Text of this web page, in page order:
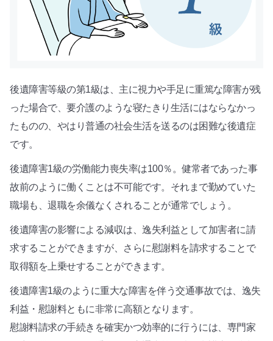
後遺障害等級の第1級は、主に視力や手足に重篤な障害が残
った場合で、要介護のような寝たきり生活にはならなかっ
たものの、やはり普通の社会生活を送るのは困難な後遺症
です。
後遺障害1級の労働能力喪失率は100％。健常者であった事
故前のように働くことは不可能です。それまで勤めていた
職場も、退職を余儀なくされることが通常でしょう。
後遺障害の影響による減収は、逸失利益として加害者に請
求することができますが、さらに慰謝料を請求することで
取得額を上乗せすることができます。
後遺障害1級のように重大な障害を伴う交通事故では、逸失
利益・慰謝料ともに非常に高額となります。
慰謝料請求の手続きを確実かつ効率的に行うには、専門家